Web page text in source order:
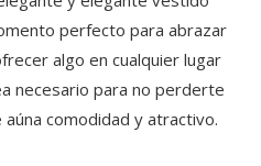
perfecto para abrazar
algo en cualquier lugar
necesario para no perderte
comodidad y atractivo.